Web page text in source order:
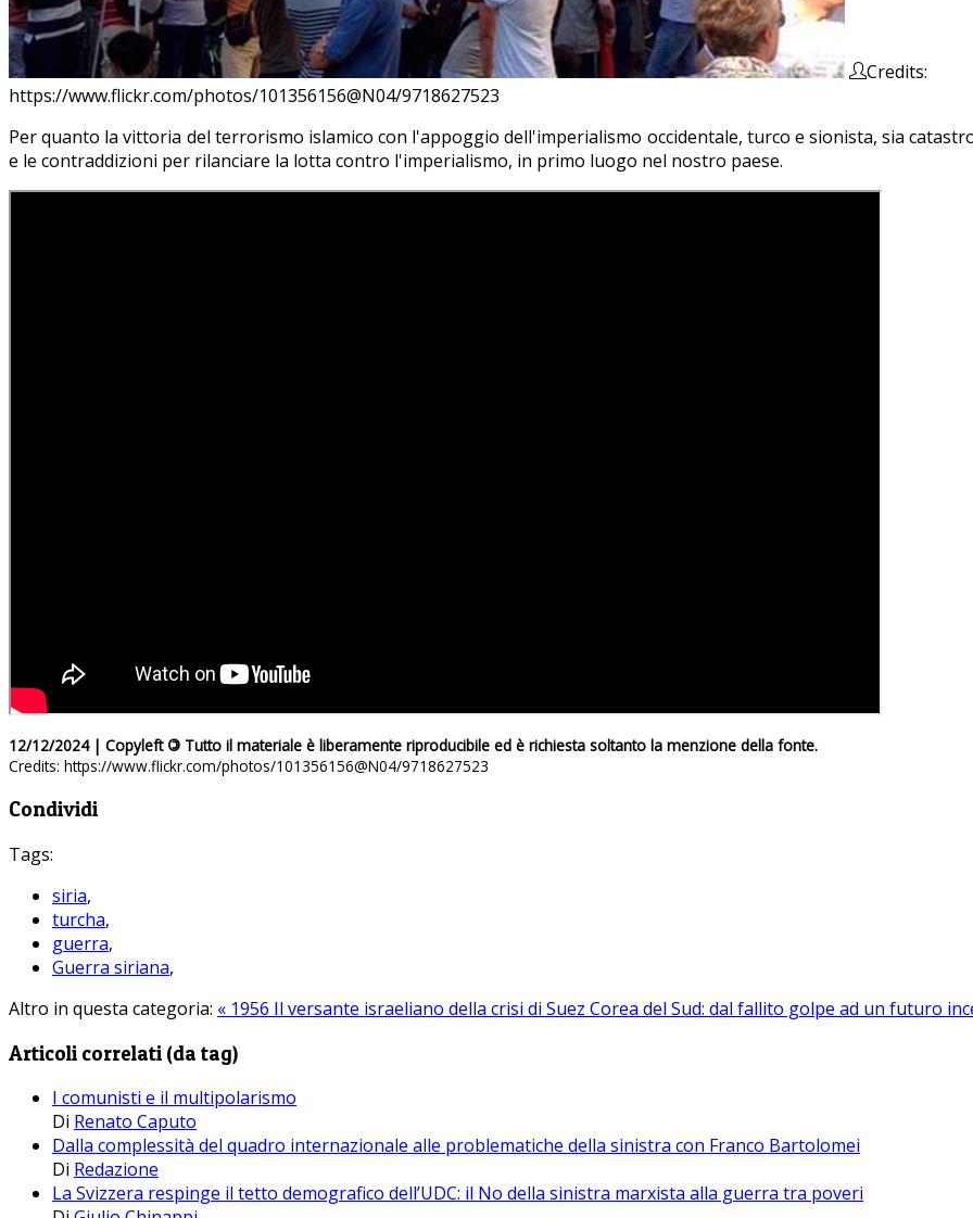
Credits:
https://www.flickr.com/photos/101356156@N04/9718627523
Per quanto la vittoria del terrorismo islamico con l'appoggio dell'imperialismo occidentale, turco e sionista, sia
e le contraddizioni per rilanciare la lotta contro l'imperialismo, in primo luogo nel nostro paese.
12/12/2024 | Copyleft © Tutto il materiale è liberamente riproducibile ed è richiesta soltanto la menzione della fonte.
Credits: https://www.flickr.com/photos/101356156@N04/9718627523
Condividi
Tags:
siria,
turcha,
guerra,
Guerra siriana,
Altro in questa categoria: « 1956 Il versante israeliano della crisi di Suez Corea del Sud: dal fallito golpe ad un futuro
Articoli correlati (da tag)
I comunisti e il multipolarismo
Di Renato Caputo
Dalla complessità del quadro internazionale alle problematiche della sinistra con Franco Bartolomei
Di Redazione
La Svizzera respinge il tetto demografico dell’UDC: il No della sinistra marxista alla guerra tra poveri